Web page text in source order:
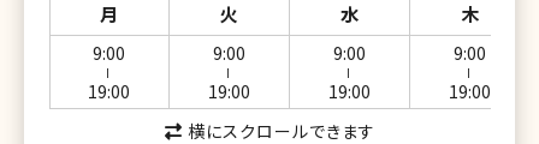
湘南美容クリニック 山形院
湘南美容クリニック 福島院
湘南美容クリニック 郡山院
湘南美容クリニック 大阪なんば院
湘南美容クリニック 大阪堺東院
湘南美容クリニック 姫路院
月
火 水 木
9:00
19:00
9:00
19:00
9:00
19:00
9:00
19:00
横にスクロールできます